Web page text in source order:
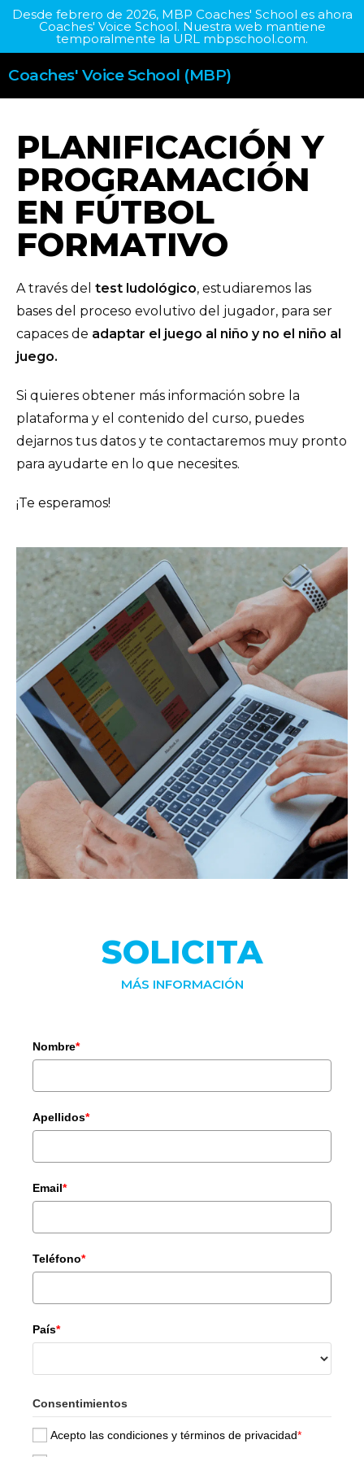
Desde febrero de 2026, MBP Coaches' School es ahora
Coaches' Voice School. Nuestra web mantiene
temporalmente la URL mbpschool.com.
Coaches' Voice School (MBP)
PLANIFICACIÓN Y
PROGRAMACIÓN
EN FÚTBOL
FORMATIVO
A través del test ludológico, estudiaremos las
bases del proceso evolutivo del jugador, para ser
capaces de adaptar el juego al niño y no el niño al
juego.
Si quieres obtener más información sobre la
plataforma y el contenido del curso, puedes
dejarnos tus datos y te contactaremos muy pronto
para ayudarte en lo que necesites.
¡Te esperamos!
SOLICITA
MÁS INFORMACIÓN
Nombre*
Apellidos*
Email*
Teléfono*
País*
Consentimientos
Acepto las condiciones y términos de privacidad*